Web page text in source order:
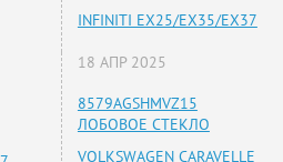
INFINITI EX25/EX35/EX37
18 АПР 2025
8579AGSHMVZ15
ЛОБОВОЕ СТЕКЛО
VOLKSWAGEN CARAVELLE